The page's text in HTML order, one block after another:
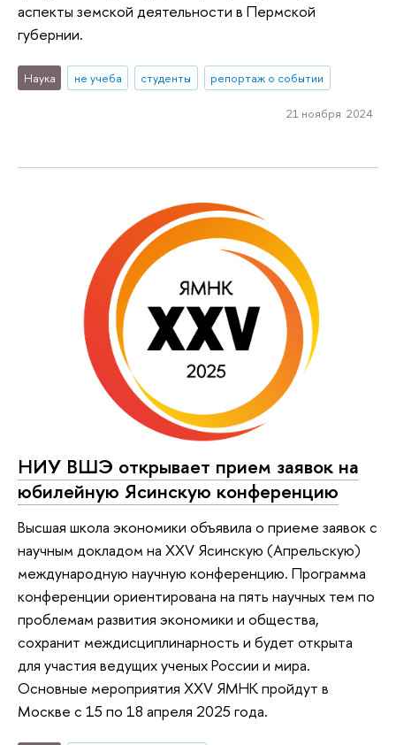
аспекты земской деятельности в Пермской
губернии.
Наука не учеба студенты репортаж о событии
21 ноября 2024
НИУ ВШЭ открывает прием заявок на
юбилейную Ясинскую конференцию
Высшая школа экономики объявила о приеме заявок с
научным докладом на XXV Ясинскую (Апрельскую)
международную научную конференцию. Программа
конференции ориентирована на пять научных тем по
проблемам развития экономики и общества,
сохранит междисциплинарность и будет открыта
для участия ведущих ученых России и мира.
Основные мероприятия XXV ЯМНК пройдут в
Москве с 15 по 18 апреля 2025 года.